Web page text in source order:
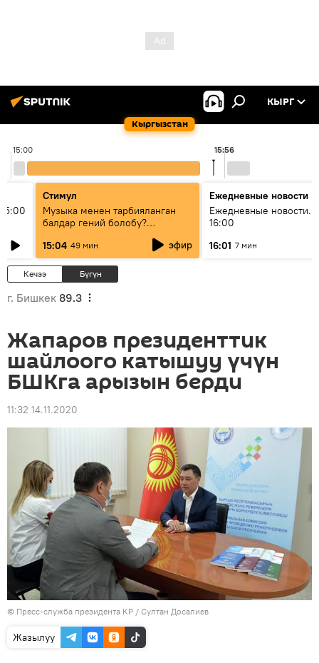
Кыргызстан
КЫРГ
15:00 15:56
Стимул
Музыка менен тарбияланган
балдар гений болобу?
Кыргыздын жашоосунда
музыканын орду
15:04 49 мин эфир
Ежедневные новости
Ежедневные новости.
16:00
16:01 7 мин
Кечээ Бүгүн
г. Бишкек 89.3
Жапаров президенттик
шайлоого катышуу үчүн
БШКга арызын берди
11:32 14.11.2020
© Пресс-служба президента КР / Султан Досалиев
Жазылуу